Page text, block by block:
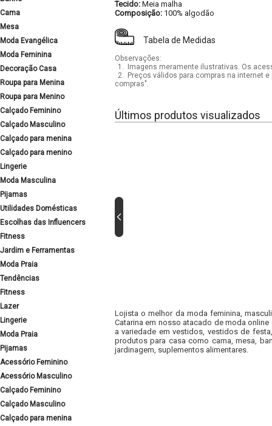
Cama
Mesa
Moda Evangélica
Moda Feminina
Decoração Casa
Roupa para Menina
Roupa para Menino
Calçado Feminino
Calçado Masculino
Calçado para menina
Calçado para menino
Lingerie
Moda Masculina
Pijamas
Utilidades Domésticas
Escolhas das Influencers
Fitness
Jardim e Ferramentas
Moda Praia
Tendências
Fitness
Lazer
Lingerie
Moda Praia
Pijamas
Acessório Feminino
Acessório Masculino
Calçado Feminino
Calçado Masculino
Calçado para menina
Tecido: Meia malha
Composição: 100% algodão
Tabela de Medidas
Observações:
1.
Imagens meramente ilustrativas. Os
2.
Preços válidos para compras na internet
compras".
Últimos produtos visualizados
Lojista o melhor da moda feminina,
Catarina em nosso atacado de moda
a variedade em vestidos, vestidos de
produtos para casa como cama, mesa,
jardinagem, suplementos alimentares.